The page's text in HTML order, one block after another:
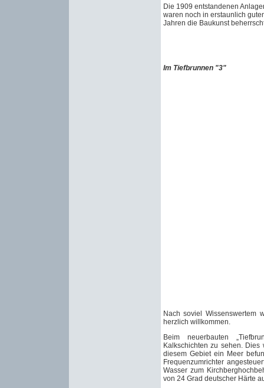
Die 1909 entstandenen
waren noch in erstaunlich
Jahren die Baukunst
Im Tiefbrunnen "3"
Nach soviel Wissenswertem
herzlich willkommen.
Beim neuerbauten
Kalkschichten zu sehen.
diesem Gebiet ein Meer
Frequenzumrichter
Wasser zum
von 24 Grad deutscher Härte